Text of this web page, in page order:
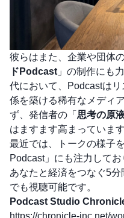
彼らはまた、企業や団体
ドPodcast 」の制作にも
代において、Podcastは
係を築ける稀有なメディ
ず、発信者の「 思考の原
はますます高まっています
最近では、トークの様子
Podcast」にも注力して
あなたと経済をつなぐ5
でも視聴可能です。
Podcast Studio
https://chronicle-inc.net/